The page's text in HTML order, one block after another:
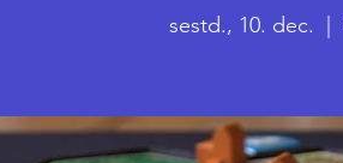
sestd., 10. dec.